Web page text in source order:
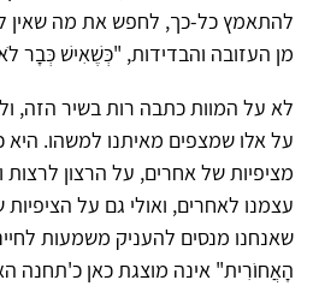
להתאמץ כל-כך, לחפש את מה שאין
מן העזובה והבדידות, "כְּשֶׁאִישׁ כְּבָר
לא על המוות כתבה רות בשיר הזה,
על אלו שמצפים מאיתנו למשהו.
מציפיות של אחרים, על הרצון
עצמנו לאחרים, ואולי גם על
שאנחנו מנסים להעניק משמעות
הָאֲחוֹרִית" אינה מוצגת כאן כ'תחנה